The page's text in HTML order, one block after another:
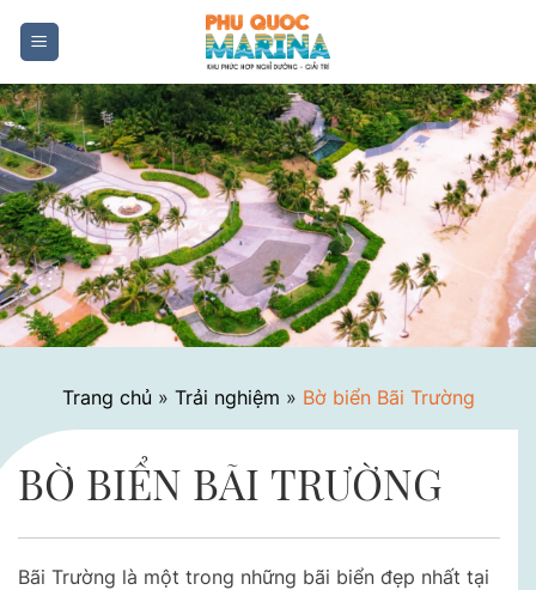
Trang chủ » Trải nghiệm » Bờ biển Bãi Trường
BỜ BIỂN BÃI TRƯỜNG
Bãi Trường là một trong những bãi biển đẹp nhất tại